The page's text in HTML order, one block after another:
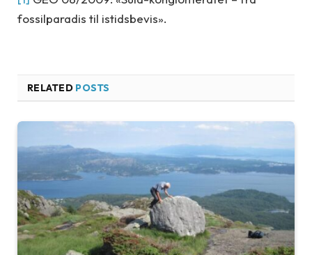
fossilparadis til istidsbevis».
RELATED POSTS